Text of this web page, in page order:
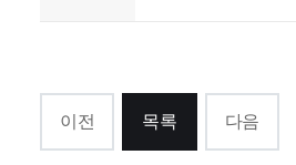
이전 목록 다음